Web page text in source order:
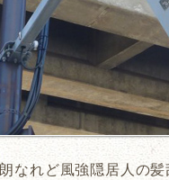
なれど風強隠居人の